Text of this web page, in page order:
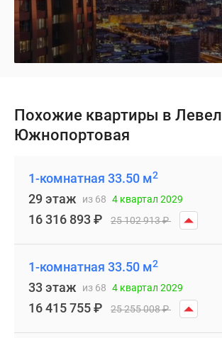
Похожие квартиры в Левел
Южнопортовая
1-комнатная 33.50 м2
29 этаж из 68 4 квартал 2029
16 316 893₽ 25 102 913₽
1-комнатная 33.50 м2
33 этаж из 68 4 квартал 2029
16 415 755₽ 25 255 008₽